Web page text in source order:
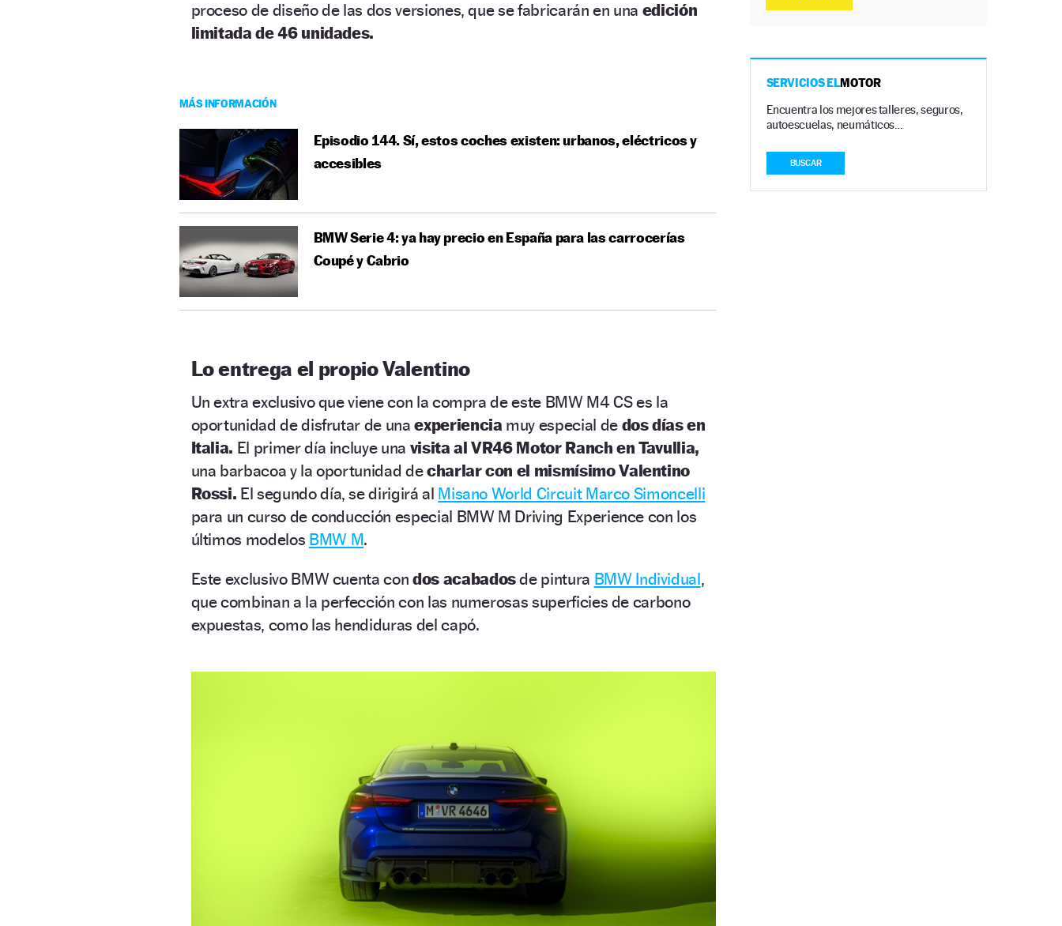
proceso de diseño de las dos versiones, que se fabricarán en una edición
limitada de 46 unidades.
MÁS INFORMACIÓN
Episodio 144. Sí, estos coches existen: urbanos, eléctricos y
accesibles
BMW Serie 4: ya hay precio en España para las carrocerías
Coupé y Cabrio
Lo entrega el propio Valentino
Un extra exclusivo que viene con la compra de este BMW M4 CS es la
oportunidad de disfrutar de unaexperiencia muy especial de dos días en
Italia. El primer día incluye una visita al VR46 Motor Ranch en Tavullia,
una barbacoa y la oportunidad decharlar con el mismísimo Valentino
Rossi. El segundo día, se dirigirá al Misano World Circuit Marco Simoncelli
para un curso de conducción especial BMW M Driving Experience con los
últimos modelos BMW M.
Este exclusivo BMW cuenta con dos acabadosde pintura BMW Individual,
que combinan a la perfección con las numerosas superficies de carbono
expuestas, como las hendiduras del capó.
SERVICIOS ELMOTOR
Encuentra los mejores talleres, seguros,
autoescuelas, neumáticos…
BUSCAR